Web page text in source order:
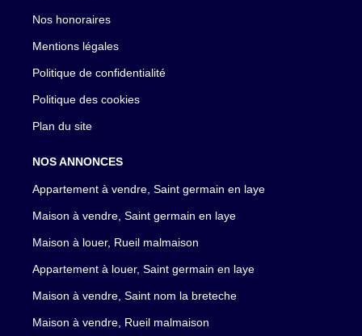
Nos honoraires
Mentions légales
Politique de confidentialité
Politique des cookies
Plan du site
NOS ANNONCES
Appartement à vendre, Saint germain en laye
Maison à vendre, Saint germain en laye
Maison à louer, Rueil malmaison
Appartement à louer, Saint germain en laye
Maison à vendre, Saint nom la breteche
Maison à vendre, Rueil malmaison